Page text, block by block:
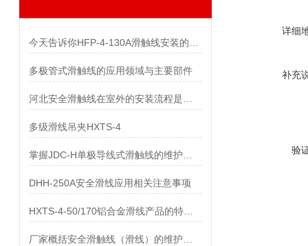
多极管式滑触线的应用领域与主要部件
多级滑线吊夹HXTS-4
DHH-250A安全滑线应用相关注意事项
详细
补充
验